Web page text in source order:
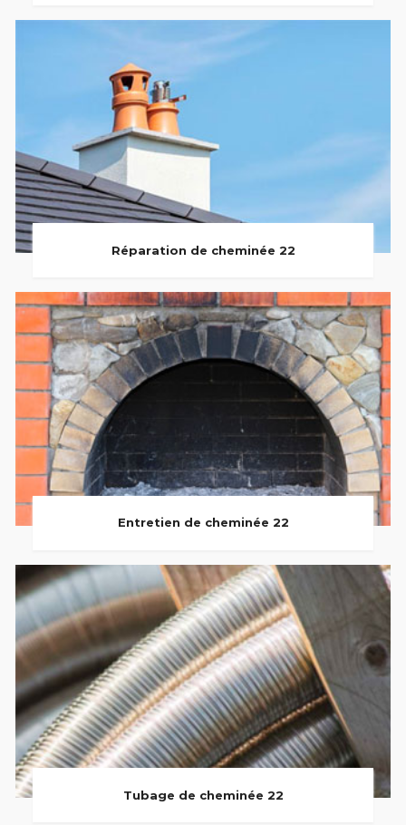
Réparation de cheminée 22
Entretien de cheminée 22
Tubage de cheminée 22